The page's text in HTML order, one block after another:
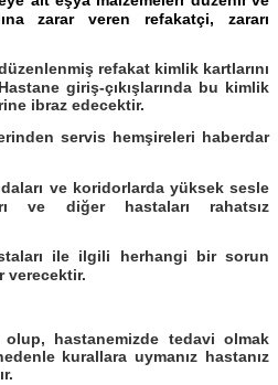
zarar veren refakatçi, zararı
refakat kimlik kartlarını
giriş-çıkışlarında bu kimlik
ibraz edecektir.
servis hemşireleri haberdar
ve koridorlarda yüksek sesle
ve diğer hastaları rahatsız
ile ilgili herhangi bir sorun
verecektir.
olup, hastanemizde tedavi olmak
kurallara uymanız hastanız